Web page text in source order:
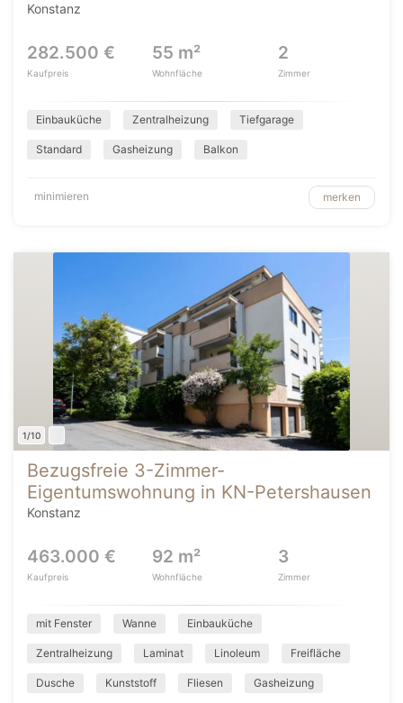
Konstanz
282.500 €
Kaufpreis
55 m²
Wohnfläche
2
Zimmer
Einbauküche Zentralheizung Tiefgarage
Standard Gasheizung Balkon
minimieren merken
1/10
Bezugsfreie 3-Zimmer-
Eigentumswohnung in KN-Petershausen
Konstanz
463.000 €
Kaufpreis
92 m²
Wohnfläche
3
Zimmer
mit Fenster Wanne Einbauküche
Zentralheizung Laminat Linoleum Freifläche
Dusche Kunststoff Fliesen Gasheizung